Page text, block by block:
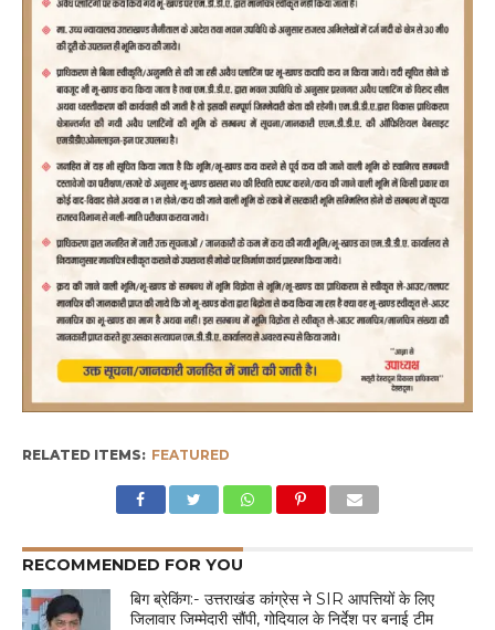
RELATED ITEMS: FEATURED
RECOMMENDED FOR YOU
बिग ब्रेकिंग:- उत्तराखंड कांग्रेस ने SIR आपत्तियों के लिए
जिलावार जिम्मेदारी सौंपी, गोदियाल के निर्देश पर बनाई टीम